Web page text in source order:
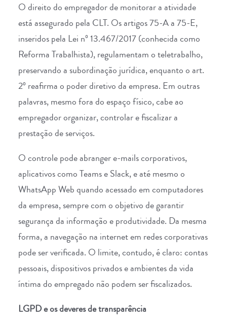
O direito do empregador de monitorar a atividade
está assegurado pela CLT. Os artigos 75-A a 75-E,
inseridos pela Lei nº 13.467/2017(conhecida como
Reforma Trabalhista), regulamentam o teletrabalho,
preservando a subordinação jurídica, enquanto o art.
2º reafirma o poder diretivo da empresa. Em outras
palavras, mesmo fora do espaço físico, cabe ao
empregador organizar, controlar e fiscalizar a
prestação de serviços.
O controle pode abranger e-mails corporativos,
aplicativos como Teams e Slack, e até mesmo o
WhatsApp Web quando acessado em computadores
da empresa, sempre com o objetivo de garantir
segurança da informação e produtividade. Da mesma
forma, a navegação na internet em redes corporativas
pode ser verificada. O limite, contudo, é claro: contas
pessoais, dispositivos privados e ambientes da vida
íntima do empregado não podem ser fiscalizados.
LGPD e os deveres de transparência